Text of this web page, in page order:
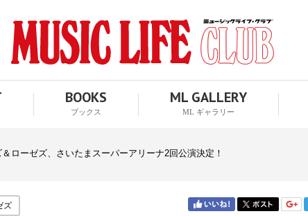
BOOKS
ブックス
ML GALLERY
ML ギャラリー
ローゼズ、さいたまスーパーアリーナ2回公演決定！
ズ